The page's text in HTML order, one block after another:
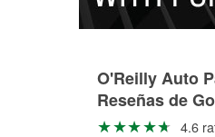
O'Reilly Auto
Reseñas de
4.6